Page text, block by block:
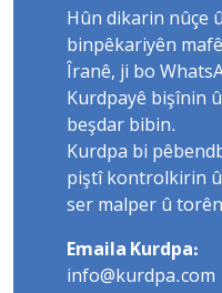
Hûn dikarin nûçe
binpêkariyên
Îranê, ji bo
Kurdpayê bişînin
beşdar bibin.
Kurdpa bi
piştî kontrolkirin û
ser malper û
Emaila Kurdpa:
info@kurdpa.com